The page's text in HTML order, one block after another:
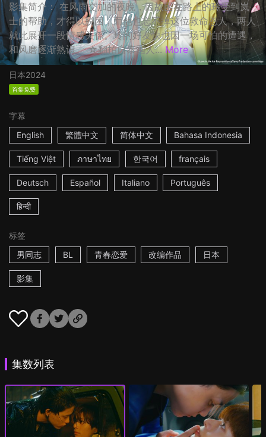
影集简介： 在风雨交加的夜晚，因故困在路上的玲受到岚
士的帮助，才得以脱困，而他也忘不掉这位救命恩人，两人
就此展开一段情感关係。玲的好友快也因一场可怕的遭遇，
和风磨逐渐熟识。 ☆翻拍自泰国人... More
日本2024
首集免费
字幕
English
繁體中文 简体中文 Bahasa Indonesia
Tiếng Việt ภาษาไทย 한국어 français
Deutsch Español Italiano Português
हिन्दी
标签
男同志
BL 青春恋爱 改编作品 日本
影集
集数列表